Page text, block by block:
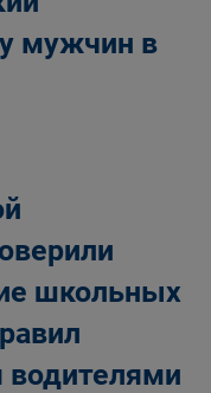
мужчин в
школьных